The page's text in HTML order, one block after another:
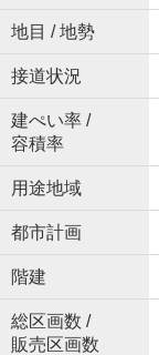
地目 / 地勢
接道状況
建ぺい率 /
容積率
用途地域
都市計画
階建
総区画数 /
販売区画数